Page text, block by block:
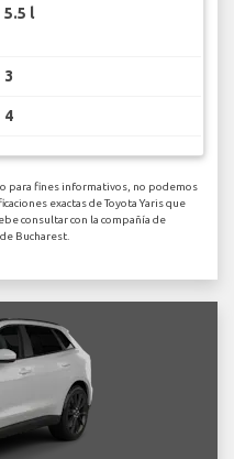
5.5 l
3
4
para fines informativos, no podemos
exactas de Toyota Yaris que
consultar con la compañía de
Bucharest.